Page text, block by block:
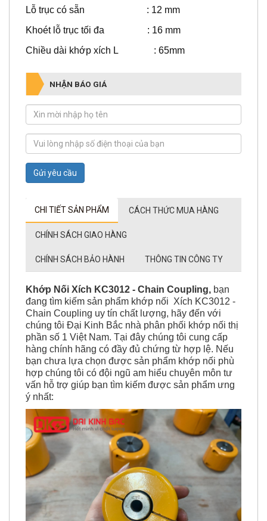
Lỗ trục có sẵn : 12 mm
Khoét lỗ trục tối đa : 16 mm
Chiều dài khớp xích L : 65mm
NHẬN BÁO GIÁ
Gửi yêu cầu
CHI TIẾT SẢN PHẨM CÁCH THỨC MUA HÀNG
CHÍNH SÁCH GIAO HÀNG
CHÍNH SÁCH BẢO HÀNH THÔNG TIN CÔNG TY
Khớp Nối Xích KC3012 - Chain Coupling, bạn
đang tìm kiếm sản phẩm khớp nối Xích KC3012 -
Chain Coupling uy tín chất lượng, hãy đến với
chúng tôi Đại Kinh Bắc nhà phân phối khớp nối thị
phần số 1 Việt Nam. Tại đây chúng tôi cung cấp
hàng chính hãng có đầy đủ chứng từ hợp lệ. Nếu
bạn chưa lựa chọn được sản phẩm khớp nối phù
hợp chúng tôi có đội ngũ am hiểu chuyên môn tư
vấn hỗ trợ giúp bạn tìm kiếm được sản phẩm ưng
ý nhất: